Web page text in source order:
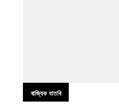
ৰাজ্যিক বাতৰি